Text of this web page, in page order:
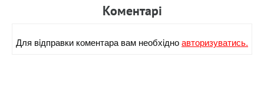
Коментарi
Для вiдправки коментара вам необхiдноавторизуватись.